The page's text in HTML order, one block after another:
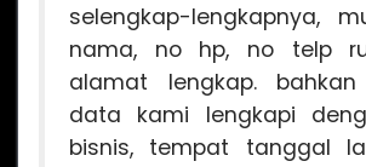
selengkap-lengkapnya,
nama, no hp, no telp
alamat lengkap. bahkan
data kami lengkapi
bisnis, tempat tanggal